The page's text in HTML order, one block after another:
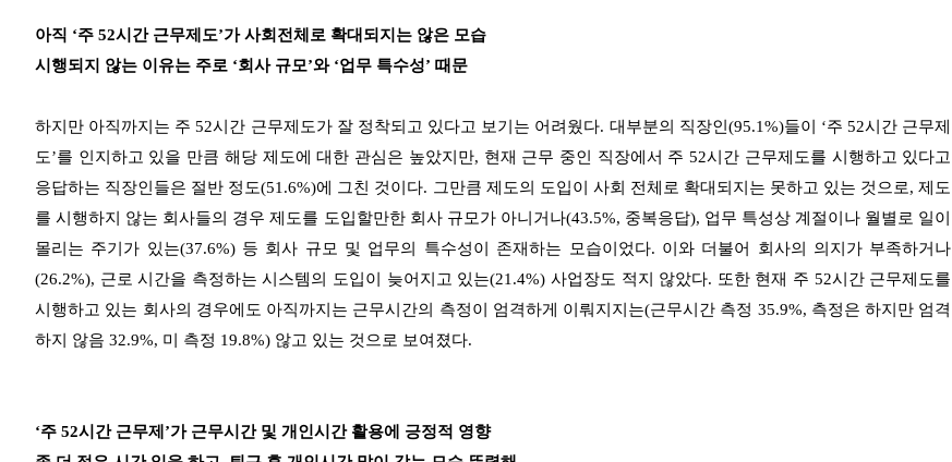
아직 ‘주 52시간 근무제도’가 사회전체로 확대되지는 않은 모습
시행되지 않는 이유는 주로 ‘회사 규모’와 ‘업무 특수성’ 때문
하지만 아직까지는 주 52시간 근무제도가 잘 정착되고 있다고 보기는 어려웠다. 대부분의 직장인(95.1%)들이 ‘주 52시간 근무제
도’를 인지하고 있을 만큼 해당 제도에 대한 관심은 높았지만, 현재 근무 중인 직장에서 주 52시간 근무제도를 시행하고 있다고
응답하는 직장인들은 절반 정도(51.6%)에 그친 것이다. 그만큼 제도의 도입이 사회 전체로 확대되지는 못하고 있는 것으로, 제도
를 시행하지 않는 회사들의 경우 제도를 도입할만한 회사 규모가 아니거나(43.5%, 중복응답), 업무 특성상 계절이나 월별로 일이
몰리는 주기가 있는(37.6%) 등 회사 규모 및 업무의 특수성이 존재하는 모습이었다. 이와 더불어 회사의 의지가 부족하거나
(26.2%), 근로 시간을 측정하는 시스템의 도입이 늦어지고 있는(21.4%) 사업장도 적지 않았다. 또한 현재 주 52시간 근무제도를
시행하고 있는 회사의 경우에도 아직까지는 근무시간의 측정이 엄격하게 이뤄지지는(근무시간 측정 35.9%, 측정은 하지만 엄격
하지 않음 32.9%, 미 측정 19.8%) 않고 있는 것으로 보여졌다.
‘주 52시간 근무제’가 근무시간 및 개인시간 활용에 긍정적 영향